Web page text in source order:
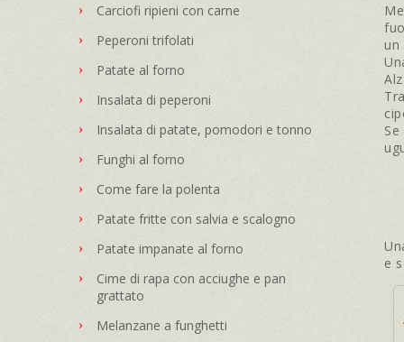
Carciofi ripieni con carne
Peperoni trifolati
Patate al forno
Insalata di peperoni
Insalata di patate, pomodori e tonno
Funghi al forno
Come fare la polenta
Patate fritte con salvia e scalogno
Patate impanate al forno
Cime di rapa con acciughe e pan
grattato
Melanzane a funghetti
un
e